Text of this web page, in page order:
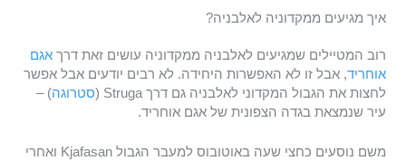
איך מגיעים ממקדוניה לאלבניה?
רוב המטיילים שמגיעים לאלבניה ממקדוניה עושים זאת דרךאגם
אוחריד, אבל זו לא האפשרות היחידה. לא רבים יודעים אבל אפשר
לחצות את הגבול המקדוני לאלבניה גם דרך Struga (
סטרוגה) –
עיר שנמצאת בגדה הצפונית של אגם אוחריד.
משם נוסעים כחצי שעה באוטובוס למעבר הגבול Kjafasan ואחרי